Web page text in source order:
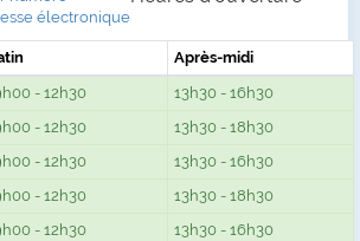
électronique
Après-midi
- 12h30
13h30 - 16h30
- 12h30
13h30 - 18h30
- 12h30
13h30 - 16h30
- 12h30
13h30 - 18h30
- 12h30
13h30 - 16h30